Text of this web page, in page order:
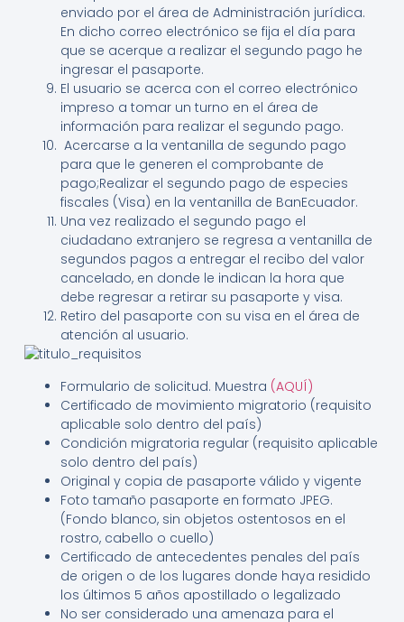
enviado por el área de Administración jurídica.
En dicho correo electrónico se fija el día para
que se acerque a realizar el segundo pago he
ingresar el pasaporte.
El usuario se acerca con el correo electrónico
impreso a tomar un turno en el área de
información para realizar el segundo pago.
Acercarse a la ventanilla de segundo pago
para que le generen el comprobante de
pago;Realizar el segundo pago de especies
fiscales (Visa) en la ventanilla de BanEcuador.
Una vez realizado el segundo pago el
ciudadano extranjero se regresa a ventanilla de
segundos pagos a entregar el recibo del valor
cancelado, en donde le indican la hora que
debe regresar a retirar su pasaporte y visa.
Retiro del pasaporte con su visa en el área de
atención al usuario.
Formulario de solicitud. Muestra (AQUÍ)
Certificado de movimiento migratorio (requisito
aplicable solo dentro del país)
Condición migratoria regular (requisito aplicable
solo dentro del país)
Original y copia de pasaporte válido y vigente
Foto tamaño pasaporte en formato JPEG.
(Fondo blanco, sin objetos ostentosos en el
rostro, cabello o cuello)
Certificado de antecedentes penales del país
de origen o de los lugares donde haya residido
los últimos 5 años apostillado o legalizado
No ser considerado una amenaza para el